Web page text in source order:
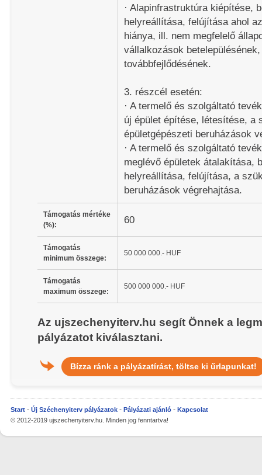
· Alapinfrastruktúra kiépítése,
helyreállítása, felújítása ahol
hiánya, ill. nem megfelelő
vállalkozások
továbbfejlődésének.
3. részcél esetén:
· A termelő és szolgáltató
új épület építése, létesítése, a
épületgépészeti beruházások
· A termelő és szolgáltató
meglévő épületek átalakítása,
helyreállítása, felújítása, a
beruházások végrehajtása.
Támogatás mértéke
(%):
60
Támogatás
minimum összege:
50 000 000.- HUF
Támogatás
maximum összege:
500 000 000.- HUF
Az ujszechenyiterv.hu segít Önnek a
pályázatot kiválasztani.
Bízza ránk a pályázatírást, töltse ki űrlapunkat!
Start Új Széchenyiterv pályázatok Pályázati ajánló
Kapcsolat
© 2012-2019 ujszechenyiterv.hu. Minden jog fenntartva!